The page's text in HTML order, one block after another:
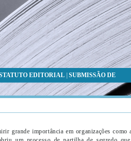
EDITORIAL| SUBMISSÃO DE
grande importância em organizações como